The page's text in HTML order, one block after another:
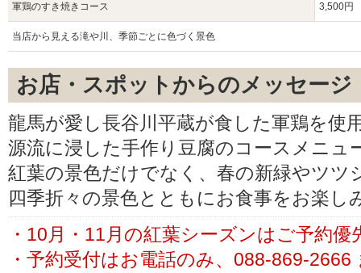
軍鶏のすき焼きコース 3,500円
当店から見える滝や川、季節ごとに色づく景色
お店・スポットからのメッセージ
龍馬が愛し長谷川平蔵が食した軍鶏を使
源流に浸した手作り豆腐のコースメニュ
紅葉の景色だけでなく、春の新緑やツツ
四季折々の景色とともにお食事をお楽し
・10月・11月の紅葉シーズンはご予約
・予約受付はお電話のみ、088-869-